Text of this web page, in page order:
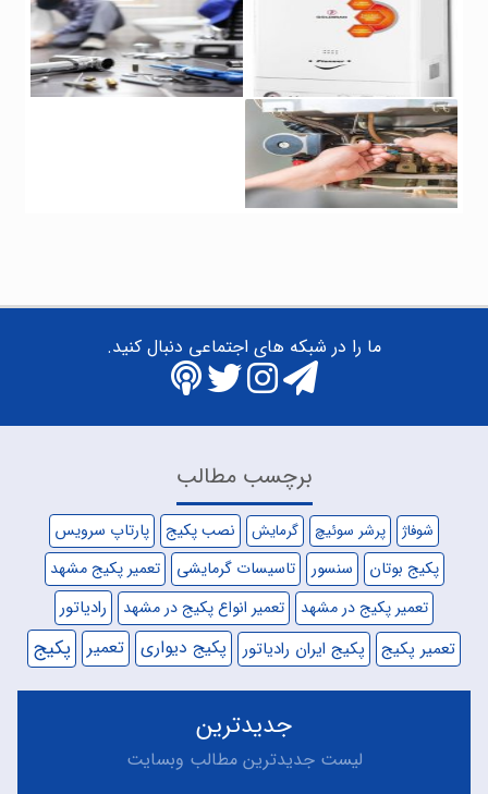
ما را در شبکه های اجتماعی دنبال کنید.
برچسب مطالب
شوفاژ پرشر سوئیچ گرمایش نصب پکیج
پارتاپ سرویس
پکیج بوتان
سنسور تاسیسات گرمایشی
تعمیر پکیج مشهد
تعمیر پکیج در مشهد
تعمیر انواع پکیج در مشهد
رادیاتور
تعمیر پکیج
پکیج ایران رادیاتور پکیج دیواری تعمیر پکیج
جدیدترین
لیست جدیدترین مطالب وبسایت